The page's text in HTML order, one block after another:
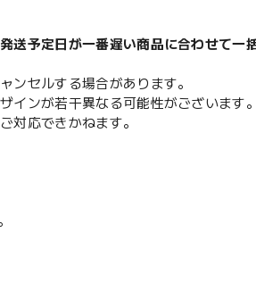
送予定日が一番遅い商品に合わせて一
ンセルする場合があります。
インが若干異なる可能性がございます。
対応できかねます。